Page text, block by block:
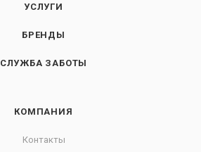
УСЛУГИ
БРЕНДЫ
СЛУЖБА ЗАБОТЫ
КОМПАНИЯ
Контакты